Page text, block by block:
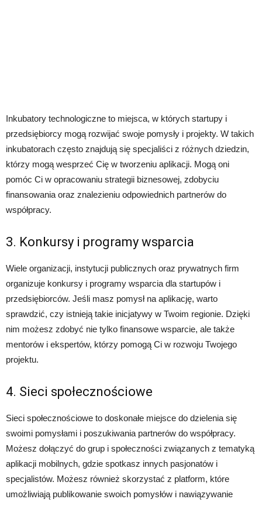
Inkubatory technologiczne to miejsca, w których startupy i
przedsiębiorcy mogą rozwijać swoje pomysły i projekty. W takich
inkubatorach często znajdują się specjaliści z różnych dziedzin,
którzy mogą wesprzeć Cię w tworzeniu aplikacji. Mogą oni
pomóc Ci w opracowaniu strategii biznesowej, zdobyciu
finansowania oraz znalezieniu odpowiednich partnerów do
współpracy.
3. Konkursy i programy wsparcia
Wiele organizacji, instytucji publicznych oraz prywatnych firm
organizuje konkursy i programy wsparcia dla startupów i
przedsiębiorców. Jeśli masz pomysł na aplikację, warto
sprawdzić, czy istnieją takie inicjatywy w Twoim regionie. Dzięki
nim możesz zdobyć nie tylko finansowe wsparcie, ale także
mentorów i ekspertów, którzy pomogą Ci w rozwoju Twojego
projektu.
4. Sieci społecznościowe
Sieci społecznościowe to doskonałe miejsce do dzielenia się
swoimi pomysłami i poszukiwania partnerów do współpracy.
Możesz dołączyć do grup i społeczności związanych z tematyką
aplikacji mobilnych, gdzie spotkasz innych pasjonatów i
specjalistów. Możesz również skorzystać z platform, które
umożliwiają publikowanie swoich pomysłów i nawiązywanie